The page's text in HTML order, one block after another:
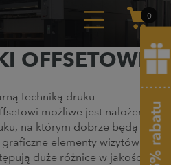
0
OFFSETOWE
techniką druku
możliwe jest nałożenie
na którym dobrze będą
elementy wizytówki.
duże różnice w jakości